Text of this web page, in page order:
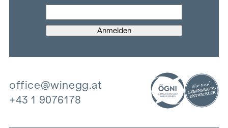
office@winegg.at
+43 1 9076178